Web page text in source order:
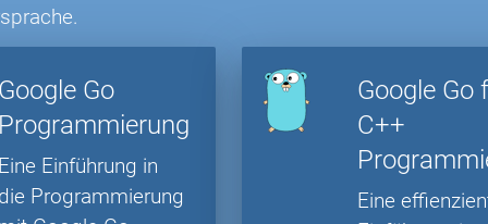
Google Go
Programmierung
Eine Einführung in
die Programmierung
Google Go
C++
Eine